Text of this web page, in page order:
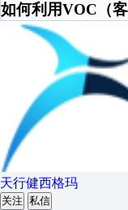
如何利用VOC（
天行健西格玛
关注 私信